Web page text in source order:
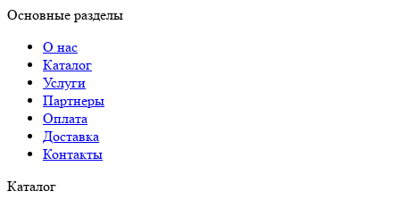
Основные разделы
О нас
Каталог
Услуги
Партнеры
Оплата
Доставка
Контакты
Каталог